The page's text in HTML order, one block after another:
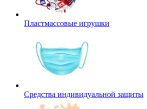
Пластмассовые игрушки
Средства индивидуальной защиты